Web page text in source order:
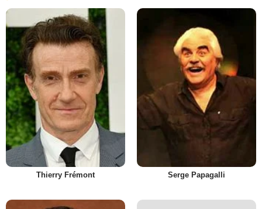
Thierry Frémont Serge Papagalli